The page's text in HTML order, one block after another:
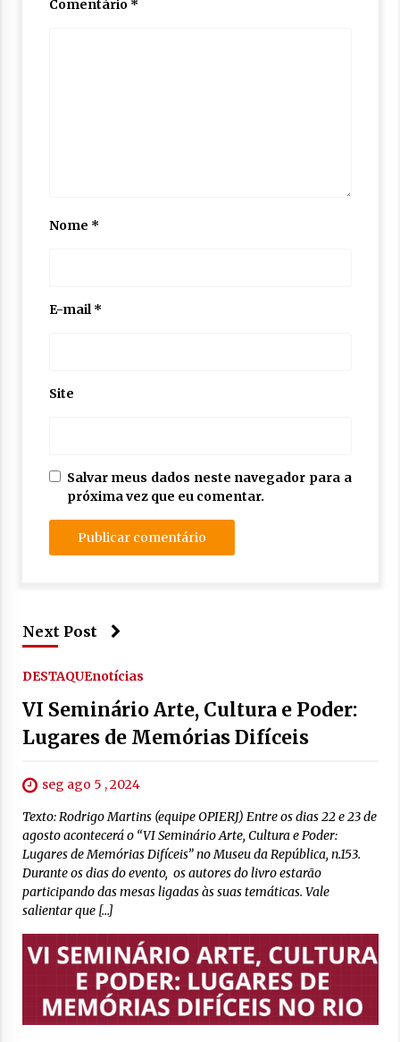
Comentário *
Nome *
E-mail*
Site
Salvar meus dados neste navegador para a
próxima vez que eu comentar.
Next Post
DESTAQUEnotícias
VI Seminário Arte, Cultura e Poder:
Lugares de Memórias Difíceis
seg ago 5 , 2024
Texto: Rodrigo Martins (equipe OPIERJ) Entre os dias 22 e 23 de
agosto acontecerá o “VI Seminário Arte, Cultura e Poder:
Lugares de Memórias Difíceis” no Museu da República, n.153.
Durante os dias do evento, os autores do livro estarão
participando das mesas ligadas às suas temáticas. Vale
salientar que […]